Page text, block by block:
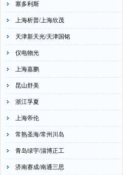
塞多利斯
上海析普/上海欣茂
天津新天光/天津国铭
仪电物光
上海嘉鹏
昆山舒美
浙江孚夏
上海帝伦
常熟圣海/常州川岛
青岛绿宇/淄博正工
济南赛成/南通三思